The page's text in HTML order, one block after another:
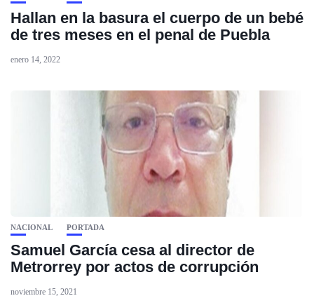
Hallan en la basura el cuerpo de un bebé
de tres meses en el penal de Puebla
enero 14, 2022
NACIONAL PORTADA
Samuel García cesa al director de
Metrorrey por actos de corrupción
noviembre 15, 2021